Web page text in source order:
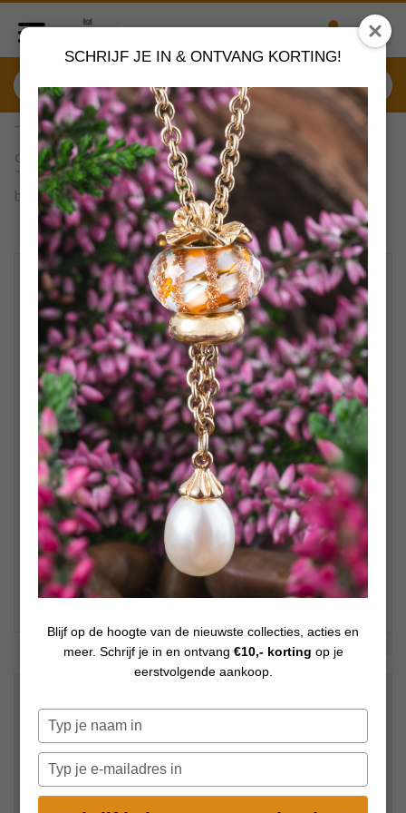
SCHRIJF JE IN & ONTVANG KORTING!
Blijf op de hoogte van de nieuwste collecties, acties en
meer. Schrijf je in en ontvang €10,- korting op je
eerstvolgende aankoop.
Typ
je
naam
Typ
je
e-
TAGBE-00287 Trollbeads
Serene pracht
by Trollbeads sieraden
VERDER SHOPPEN
Bekijk meer foto's
€89,00 Op voorraad